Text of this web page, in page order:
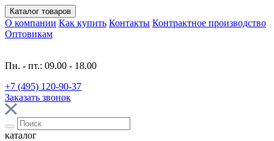
Каталог товаров
О компании Как купить Контакты Контрактное производство
Оптовикам
Пн. - пт.: 09.00 - 18.00
+7 (495) 120-90-37
Заказать звонок
каталог